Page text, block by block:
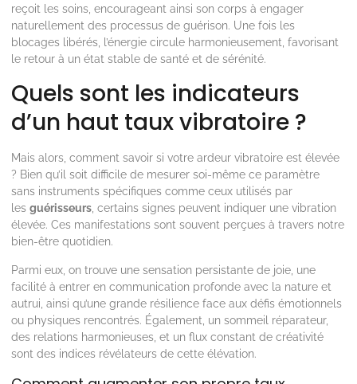
reçoit les soins, encourageant ainsi son corps à engager
naturellement des processus de guérison. Une fois les
blocages libérés, l’énergie circule harmonieusement, favorisant
le retour à un état stable de santé et de sérénité.
Quels sont les indicateurs
d’un haut taux vibratoire ?
Mais alors, comment savoir si votre ardeur vibratoire est élevée
? Bien qu’il soit difficile de mesurer soi-même ce paramètre
sans instruments spécifiques comme ceux utilisés par
les guérisseurs , certains signes peuvent indiquer une vibration
élevée. Ces manifestations sont souvent perçues à travers notre
bien-être quotidien.
Parmi eux, on trouve une sensation persistante de joie, une
facilité à entrer en communication profonde avec la nature et
autrui, ainsi qu’une grande résilience face aux défis émotionnels
ou physiques rencontrés. Également, un sommeil réparateur,
des relations harmonieuses, et un flux constant de créativité
sont des indices révélateurs de cette élévation.